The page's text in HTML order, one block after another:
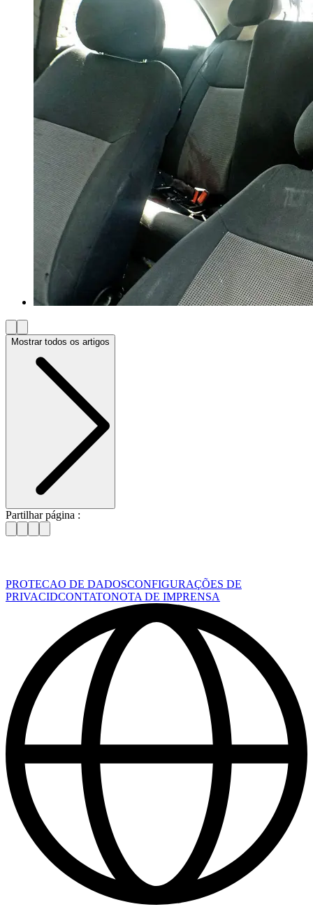
Mostrar todos os artigos
Partilhar página :
PROTECAO DE DADOSCONFIGURAÇÕES DE
PRIVACIDCONTATONOTA DE IMPRENSA